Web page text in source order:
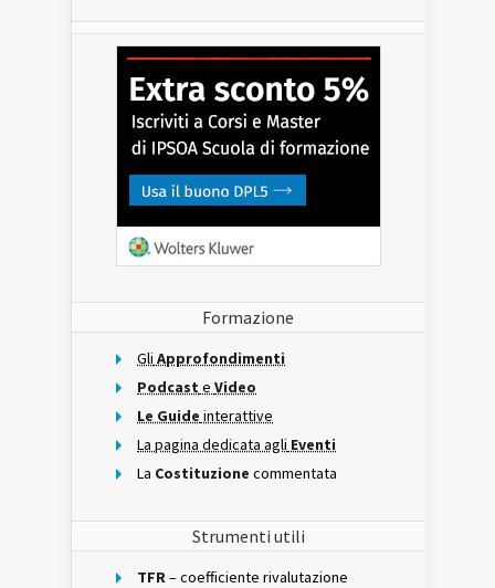
Formazione
Gli Approfondimenti
Podcast e Video
Le Guide interattive
La pagina dedicata agli Eventi
La Costituzione commentata
Strumenti utili
TFR– coefficiente rivalutazione